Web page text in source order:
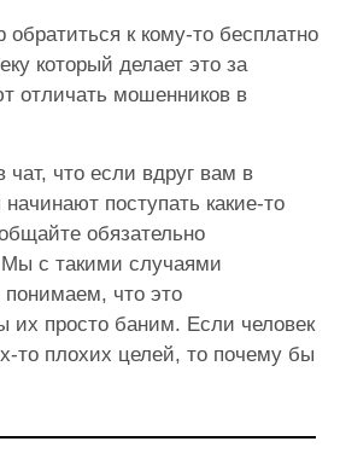
к кому-то бесплатно
который делает это за
отличать мошенников в
что если вдруг вам в
поступать какие-то
обязательно
с такими случаями
что это
их просто баним. Если человек
то плохих целей, то почему бы